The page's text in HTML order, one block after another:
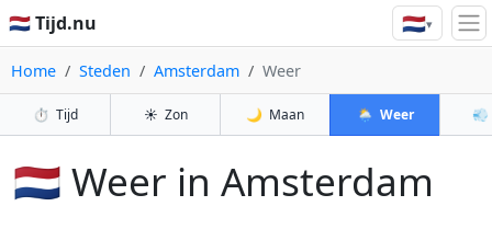
🇳🇱 Tijd.nu 🇳🇱▾
Home Steden Amsterdam Weer
⏱️ Tijd ☀️ Zon 🌙 Maan 🌦️ Weer 💨
🇳🇱 Weer in Amsterdam